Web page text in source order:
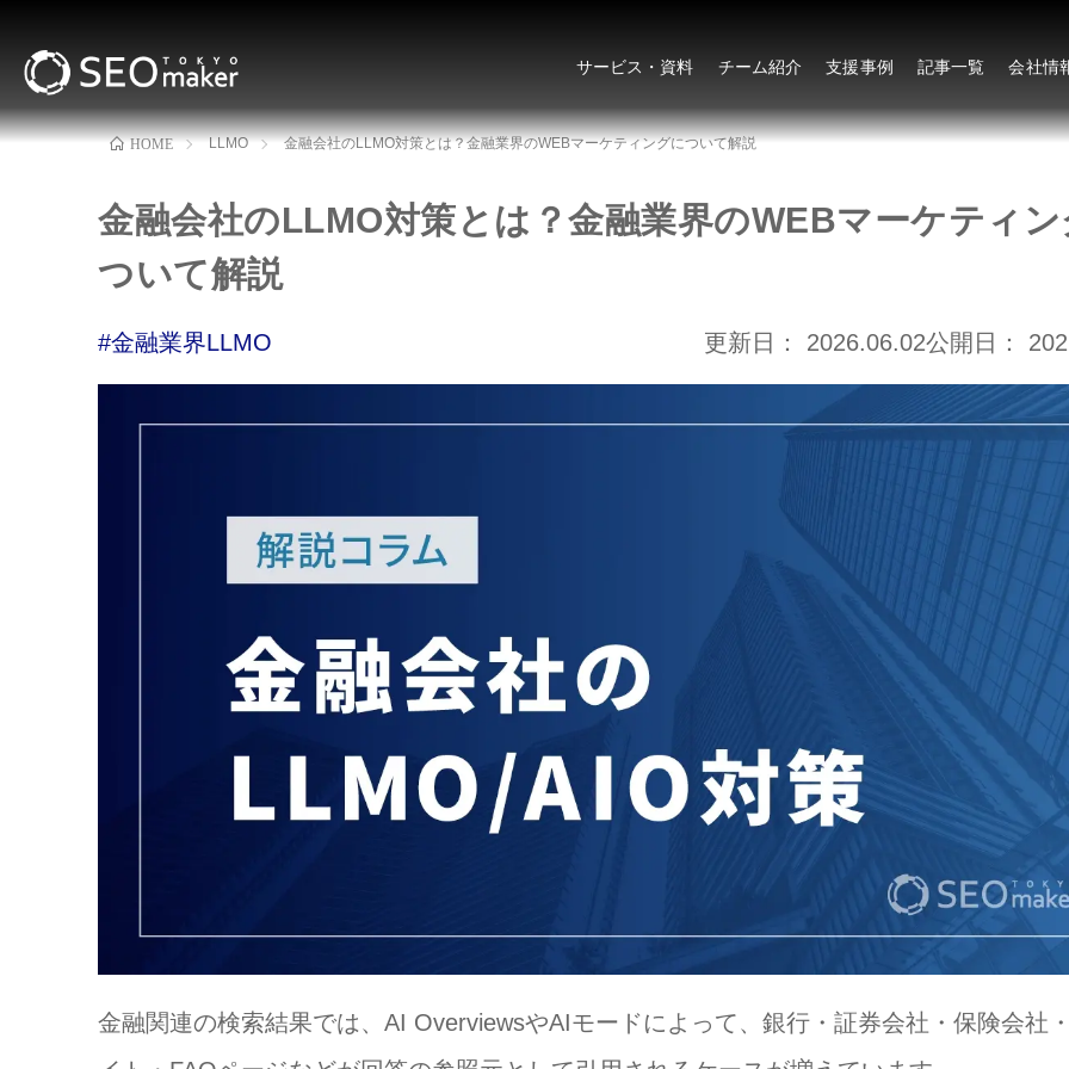
サービス・資料 チーム紹介 支援事例 記事一覧 会社情
HOME LLMO 金融会社のLLMO対策とは？金融業界のWEBマーケティングについて解説
金融会社のLLMO対策とは？金融業界のWEBマーケティ
ついて解説
#金融業界LLMO 更新日： 2026.06.02公開日：
金融関連の検索結果では、AI OverviewsやAIモードによって、銀行・証券会社・保険会社